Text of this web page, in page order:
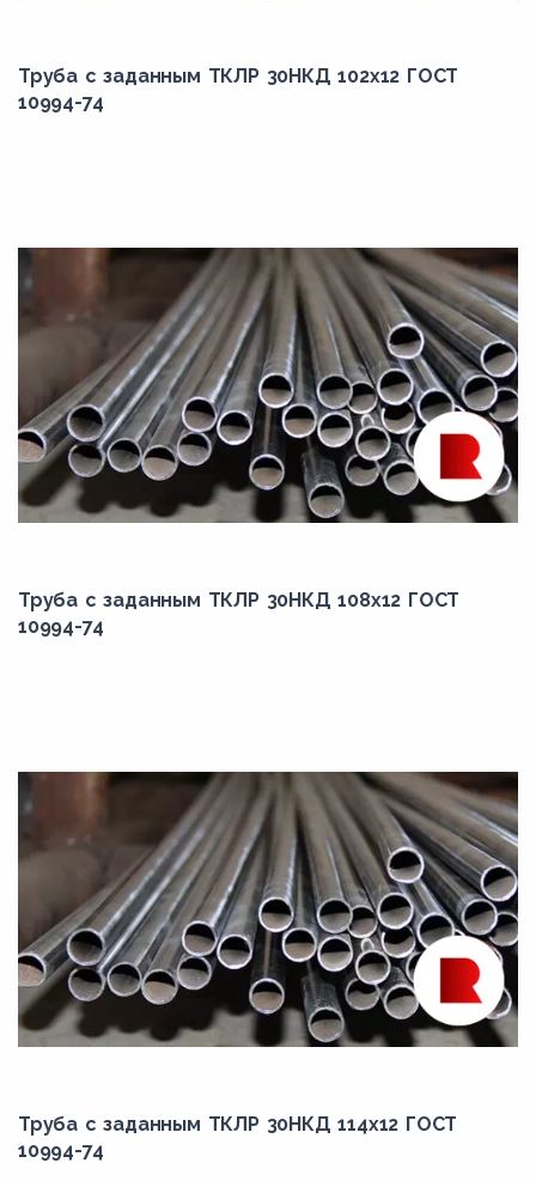
Труба с заданным ТКЛР 30НКД 102x12 ГОСТ
10994-74
Труба с заданным ТКЛР 30НКД 108x12 ГОСТ
10994-74
Труба с заданным ТКЛР 30НКД 114x12 ГОСТ
10994-74